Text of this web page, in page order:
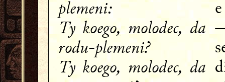
plemeni:
Ty koego, molodec, da
rodu-plemeni?
Ty koego, molodec, da